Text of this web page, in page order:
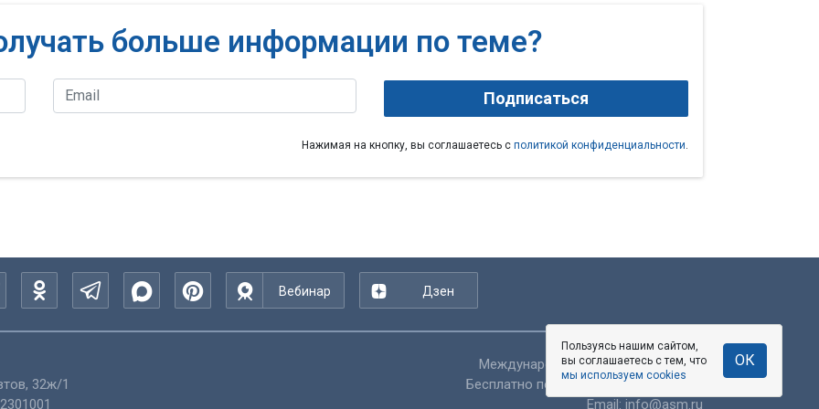
больше информации по теме?
Подписаться
Нажимая на кнопку, вы соглашаетесь с политикой конфиденциальности
Вебинар Дзен
32ж/1
Международный:+7 (3852) 500-545
Бесплатно по России:8 800 100 44 54
Email: info@asm.ru
Пользуясь нашим сайтом,
вы соглашаетесь с тем, что
мы используем cookies
ОК
Пользуясь нашим сайтом,
вы соглашаетесь с тем, что
мы используем cookies
ОК